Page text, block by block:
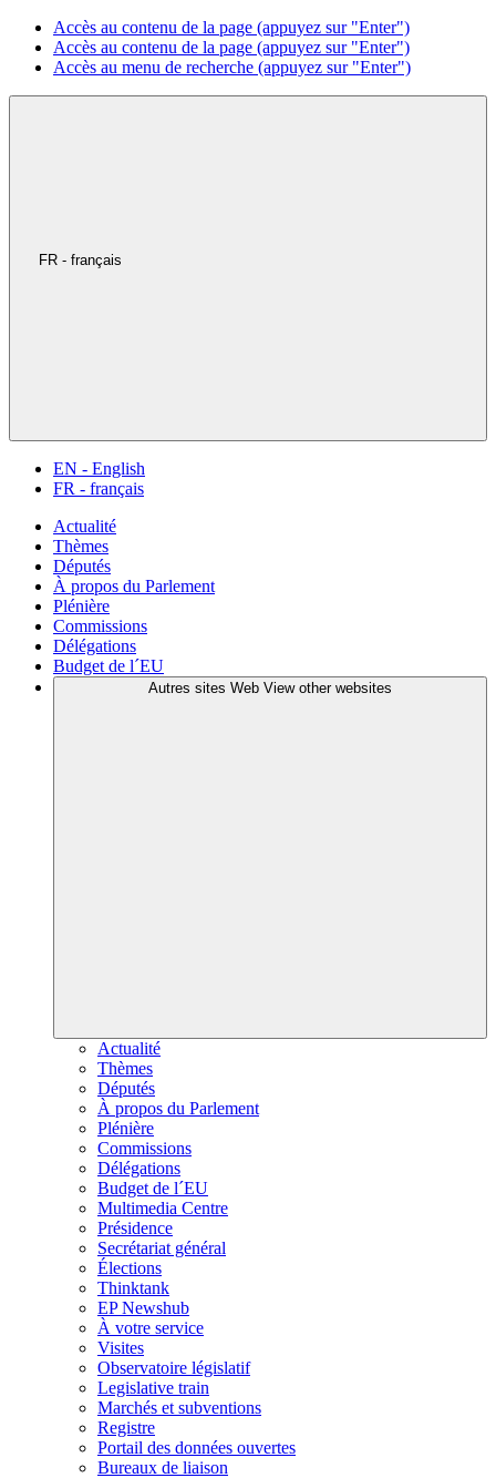
Accès au contenu de la page (appuyez sur "Enter")
Accès au contenu de la page (appuyez sur "Enter")
Accès au menu de recherche (appuyez sur "Enter")
FR - français
EN - English
FR - français
Actualité
Thèmes
Députés
À propos du Parlement
Plénière
Commissions
Délégations
Budget de l´EU
Autres sites Web View other websites
Actualité
Thèmes
Députés
À propos du Parlement
Plénière
Commissions
Délégations
Budget de l´EU
Multimedia Centre
Présidence
Secrétariat général
Élections
Thinktank
EP Newshub
À votre service
Visites
Observatoire législatif
Legislative train
Marchés et subventions
Registre
Portail des données ouvertes
Bureaux de liaison